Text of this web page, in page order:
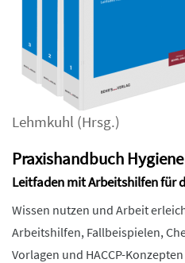
Lehmkuhl (Hrsg.)
Praxishandbuch Hygiene
Leitfaden mit Arbeitshilfen für
Wissen nutzen und Arbeit
Arbeitshilfen, Fallbeispielen,
Vorlagen und HACCP-